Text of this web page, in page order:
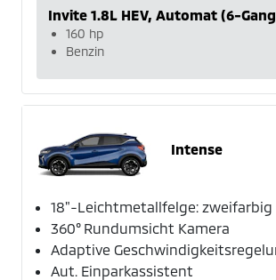
Invite 1.8L HEV, Automat (6-
160 hp
Benzin
Intense
18"-Leichtmetallfelge: zweifarbig
360° Rundumsicht Kamera
Adaptive
Aut. Einparkassistent